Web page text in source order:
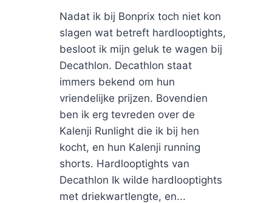
Nadat ik bij Bonprix toch niet kon
slagen wat betreft hardlooptights,
besloot ik mijn geluk te wagen bij
Decathlon. Decathlon staat
immers bekend om hun
vriendelijke prijzen. Bovendien
ben ik erg tevreden over de
Kalenji Runlight die ik bij hen
kocht, en hun Kalenji running
shorts. Hardlooptights van
Decathlon Ik wilde hardlooptights
met driekwartlengte, en...